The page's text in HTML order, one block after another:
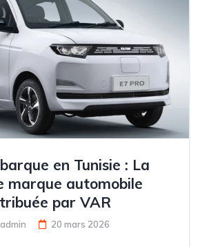
en Tunisie : La
marque automobile
par VAR
admin 20 mars 2026